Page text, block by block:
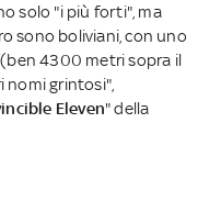
solo "i più forti", ma
sono boliviani, con uno
4300 metri sopra il
nomi grintosi",
Eleven" della